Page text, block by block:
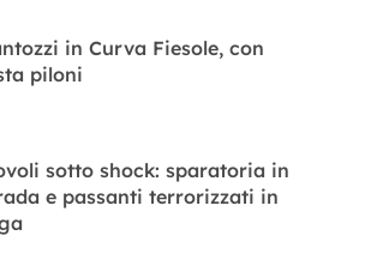
in Curva Fiesole, con
piloni
sotto shock: sparatoria in
e passanti terrorizzati in